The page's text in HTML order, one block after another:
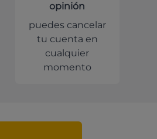
opinión
puedes cancelar
tu cuenta en
cualquier
momento